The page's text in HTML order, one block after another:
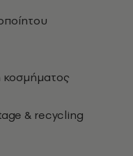
κοσμήματος
& recycling